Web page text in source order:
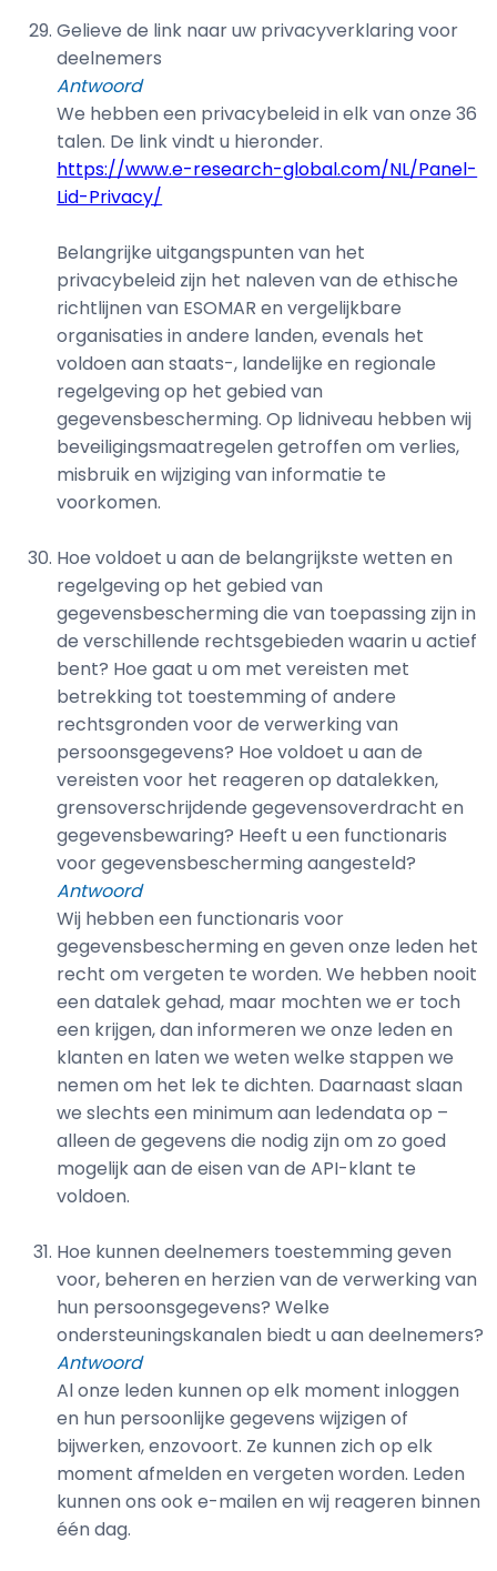
Gelieve de link naar uw privacyverklaring voor
deelnemers
Antwoord
We hebben een privacybeleid in elk van onze 36
talen. De link vindt u hieronder.
https://www.e-research-global.com/NL/Panel-
Lid-Privacy/
Belangrijke uitgangspunten van het
privacybeleid zijn het naleven van de ethische
richtlijnen van ESOMAR en vergelijkbare
organisaties in andere landen, evenals het
voldoen aan staats-, landelijke en regionale
regelgeving op het gebied van
gegevensbescherming. Op lidniveau hebben wij
beveiligingsmaatregelen getroffen om verlies,
misbruik en wijziging van informatie te
voorkomen.
Hoe voldoet u aan de belangrijkste wetten en
regelgeving op het gebied van
gegevensbescherming die van toepassing zijn in
de verschillende rechtsgebieden waarin u actief
bent? Hoe gaat u om met vereisten met
betrekking tot toestemming of andere
rechtsgronden voor de verwerking van
persoonsgegevens? Hoe voldoet u aan de
vereisten voor het reageren op datalekken,
grensoverschrijdende gegevensoverdracht en
gegevensbewaring? Heeft u een functionaris
voor gegevensbescherming aangesteld?
Antwoord
Wij hebben een functionaris voor
gegevensbescherming en geven onze leden het
recht om vergeten te worden. We hebben nooit
een datalek gehad, maar mochten we er toch
een krijgen, dan informeren we onze leden en
klanten en laten we weten welke stappen we
nemen om het lek te dichten. Daarnaast slaan
we slechts een minimum aan ledendata op –
alleen de gegevens die nodig zijn om zo goed
mogelijk aan de eisen van de API-klant te
voldoen.
Hoe kunnen deelnemers toestemming geven
voor, beheren en herzien van de verwerking van
hun persoonsgegevens? Welke
ondersteuningskanalen biedt u aan deelnemers?
Antwoord
Al onze leden kunnen op elk moment inloggen
en hun persoonlijke gegevens wijzigen of
bijwerken, enzovoort. Ze kunnen zich op elk
moment afmelden en vergeten worden. Leden
kunnen ons ook e-mailen en wij reageren binnen
één dag.